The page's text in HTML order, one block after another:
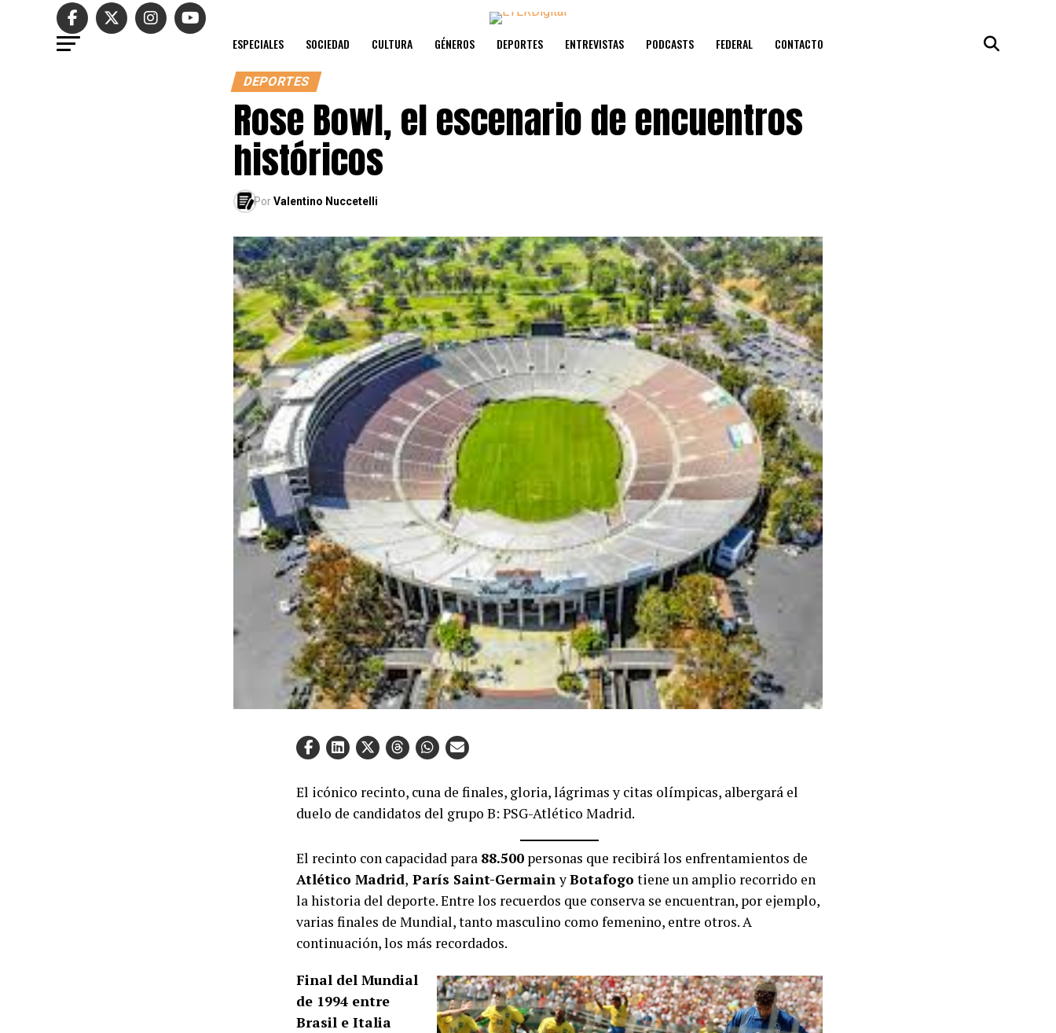
ESPECIALES SOCIEDAD CULTURA GÉNEROS DEPORTES ENTREVISTAS PODCASTS FEDERAL CONTACTO
DEPORTES
Rose Bowl, el escenario de encuentros
históricos
PorValentino Nuccetelli
El icónico recinto, cuna de finales, gloria, lágrimas y citas olímpicas, albergará el
duelo de candidatos del grupo B: PSG-Atlético Madrid.
El recinto con capacidad para 88.500 personas que recibirá los enfrentamientos de
Atlético Madrid, París Saint-GermainyBotafogo tiene un amplio recorrido en
la historia del deporte. Entre los recuerdos que conserva se encuentran, por ejemplo,
varias finales de Mundial, tanto masculino como femenino, entre otros. A
continuación, los más recordados.
Final del Mundial
de 1994 entre
Brasil e Italia